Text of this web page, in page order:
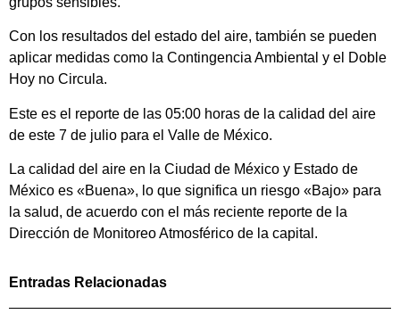
Con los resultados del estado del aire, también se pueden
aplicar medidas como la Contingencia Ambiental y el Doble
Hoy no Circula.
Este es el reporte de las 05:00 horas de la calidad del aire
de este 7 de julio para el Valle de México.
La calidad del aire en la Ciudad de México y Estado de
México es «Buena», lo que significa un riesgo «Bajo» para
la salud, de acuerdo con el más reciente reporte de la
Dirección de Monitoreo Atmosférico de la capital.
Entradas Relacionadas